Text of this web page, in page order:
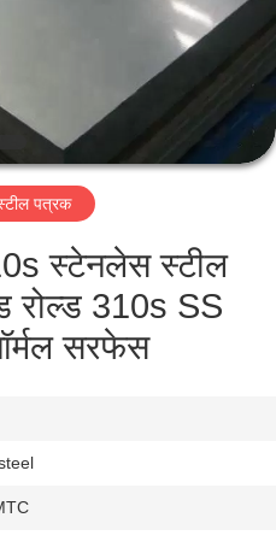
पत्रक
स्टेनलेस स्टील
रोल्ड 310s SS
सरफेस